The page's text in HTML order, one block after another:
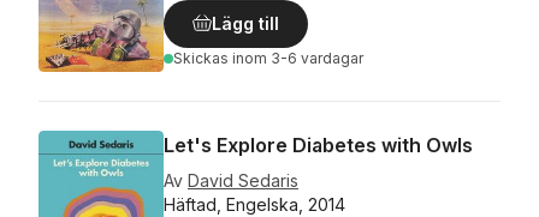
Lägg till
Skickas inom 3-6 vardagar
Let's Explore Diabetes with Owls
Av David Sedaris
Häftad, Engelska, 2014